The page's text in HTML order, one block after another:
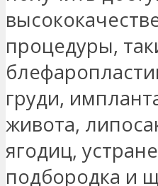
процедуры,
груди,
живота,
ягодиц,
подбородка и